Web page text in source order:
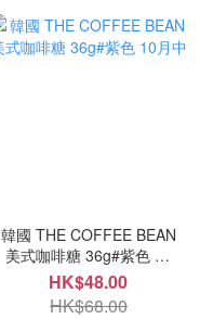
韓國 THE COFFEE BEAN
美式咖啡糖 36g#紫色 10
月中
HK$48.00
HK$68.00